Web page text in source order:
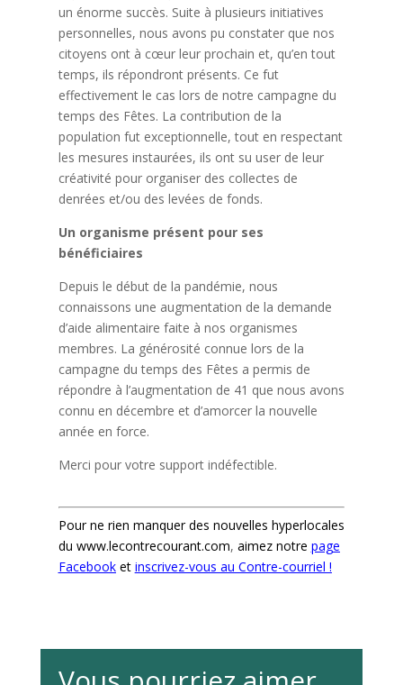
un énorme succès. Suite à plusieurs initiatives
personnelles, nous avons pu constater que nos
citoyens ont à cœur leur prochain et, qu’en tout
temps, ils répondront présents. Ce fut
effectivement le cas lors de notre campagne du
temps des Fêtes. La contribution de la
population fut exceptionnelle, tout en respectant
les mesures instaurées, ils ont su user de leur
créativité pour organiser des collectes de
denrées et/ou des levées de fonds.
Un organisme présent pour ses
bénéficiaires
Depuis le début de la pandémie, nous
connaissons une augmentation de la demande
d’aide alimentaire faite à nos organismes
membres. La générosité connue lors de la
campagne du temps des Fêtes a permis de
répondre à l’augmentation de 41 que nous avons
connu en décembre et d’amorcer la nouvelle
année en force.
Merci pour votre support indéfectible.
Pour ne rien manquer des nouvelles hyperlocales
du www.lecontrecourant.com, aimez notre page
Facebook et inscrivez-vous au Contre-courriel !